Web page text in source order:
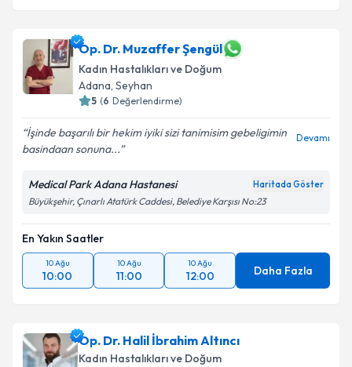
Op. Dr. Muzaffer Şengül
Kadın Hastalıkları ve Doğum
Adana, Seyhan
5 (6 Değerlendirme)
İşinde başarılı bir hekim iyiki sizi tanimisim gebeligimin
basindaan sonuna...
Devamı
Medical Park Adana Hastanesi Haritada Göster
Büyükşehir, Çınarlı Atatürk Caddesi, Belediye Karşısı No:23
En Yakın Saatler
10 Ağu
10:00
10 Ağu
11:00
10 Ağu
12:00 Daha Fazla
Op. Dr. Halil İbrahim Altıncı
Kadın Hastalıkları ve Doğum